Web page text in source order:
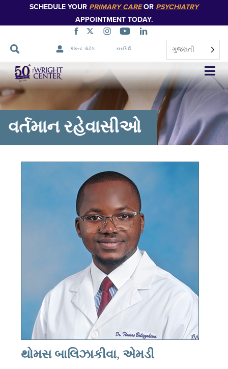
SCHEDULE YOUR PRIMARY CAREOR PSYCHIATRY
APPOINTMENT TODAY.
પેશન્ટ પોર્ટલ કારકિર્દી ગુજરાતી
નેવિગેશન
છોડો
વર્તમાન રહેવાસીઓ
થોમસ બાલિઝાકીવા, એમડી